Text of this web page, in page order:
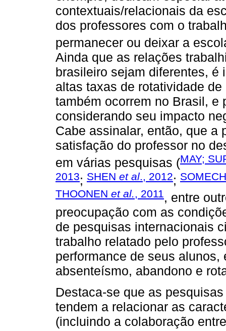
contextuais/relacionais da
dos professores com o
permanecer ou deixar a
Ainda que as relações
brasileiro sejam diferentes, é
altas taxas de rotatividade
também ocorrem no Brasil, e
considerando seu impacto
Cabe assinalar, então, que a
satisfação do professor no
em várias pesquisas (MAY;
2013; SHEN et al ., 2012;
THOONEN et al., 2011, entre
preocupação com as
de pesquisas internacionais
trabalho relatado pelo
performance de seus
absenteísmo, abandono e
Destaca-se que as
tendem a relacionar as
(incluindo a colaboração